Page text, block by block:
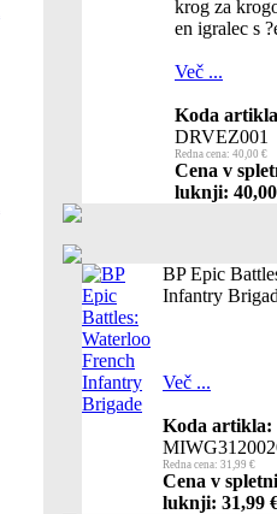
krog za
en igralec s
Več ...
Koda
DRVEZ001
Redna cena: 40,00 €
Cena v
luknji:
BP Epic
Infantry
Več ...
Koda artikla:
Redna cena: 31,99 €
Cena v
luknji: 31,99